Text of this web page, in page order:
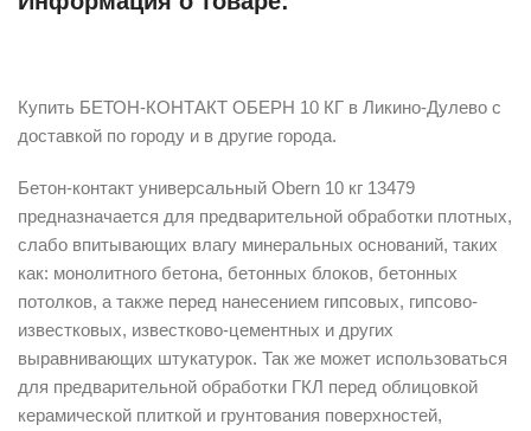
Купить БЕТОН-КОНТАКТ ОБЕРН 10 КГ в Ликино-Дулево с
доставкой по городу и в другие города.
Бетон-контакт универсальный Obern 10 кг 13479
предназначается для предварительной обработки плотных,
слабо впитывающих влагу минеральных оснований, таких
как: монолитного бетона, бетонных блоков, бетонных
потолков, а также перед нанесением гипсовых, гипсово-
известковых, известково-цементных и других
выравнивающих штукатурок. Так же может использоваться
для предварительной обработки ГКЛ перед облицовкой
керамической плиткой и грунтования поверхностей,